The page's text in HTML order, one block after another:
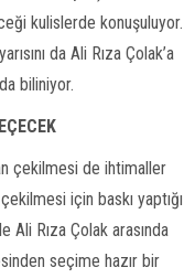
kulislerde konuşuluyor.
da Ali Rıza Çolak’a
biliniyor.
çekilmesi de ihtimaller
için baskı yaptığı
Ali Rıza Çolak arasında
seçime hazır bir